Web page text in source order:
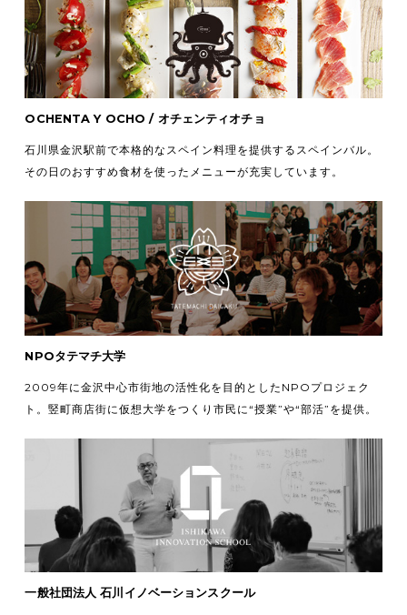
OCHENTA Y OCHO / オチェンティオチョ
石川県金沢駅前で本格的なスペイン料理を提供するスペインバル。
その日のおすすめ食材を使ったメニューが充実しています。
NPOタテマチ大学
2009年に金沢中心市街地の活性化を目的としたNPOプロジェク
ト。竪町商店街に仮想大学をつくり市民に“授業”や“部活”を提供。
一般社団法人 石川イノベーションスクール